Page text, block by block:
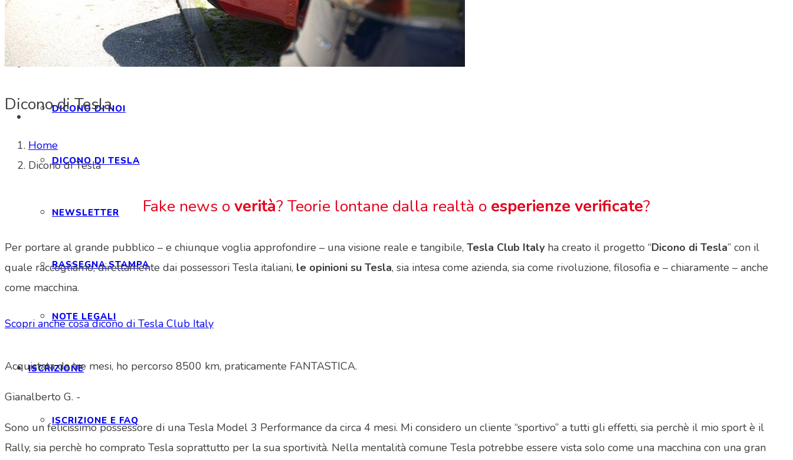
CONTATTI
INTERAGIAMO!
DICONO DI NOI
DICONO DI TESLA
NEWSLETTER
RASSEGNA STAMPA
NOTE LEGALI
ISCRIZIONE
ISCRIZIONE E FAQ
Dicono di Tesla
Home
Dicono di Tesla
Fake news overità? Teorie lontane dalla realtà o esperienze verificate?
Per portare al grande pubblico – e chiunque voglia approfondire – una visione reale e tangibile, Tesla Club Italy ha creato il progetto “Dicono di Tesla” con il
quale raccogliamo, direttamente dai possessori Tesla italiani, le opinioni su Tesla, sia intesa come azienda, sia come rivoluzione, filosofia e – chiaramente – anche
come macchina.
Scopri anche cosa dicono di Tesla Club Italy
Acquistata da tre mesi, ho percorso 8500 km, praticamente FANTASTICA.
Gianalberto G. -
Sono un felicissimo possessore di una Tesla Model 3 Performance da circa 4 mesi. Mi considero un cliente “sportivo” a tutti gli effetti, sia perchè il mio sport è il
Rally, sia perchè ho comprato Tesla soprattutto per la sua sportività. Nella mentalità comune Tesla potrebbe essere vista solo come una macchina con una gran